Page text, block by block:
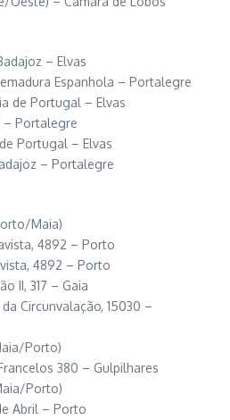
– Elvas
Espanhola – Portalegre
de Portugal – Elvas
– Portalegre
Portugal – Elvas
– Portalegre
Maia)
4892 – Porto
4892 – Porto
II, 317 – Gaia
Circunvalação, 15030 –
Porto)
380 – Gulpilhares
Porto)
Abril – Porto